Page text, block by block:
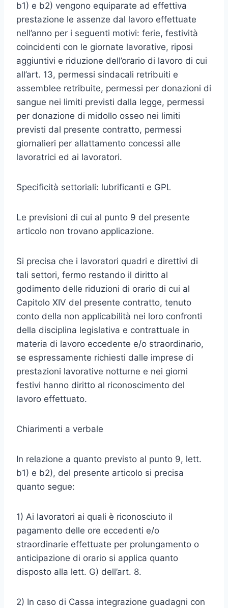
b1) e b2) vengono equiparate ad effettiva
prestazione le assenze dal lavoro effettuate
nell’anno per i seguenti motivi: ferie, festività
coincidenti con le giornate lavorative, riposi
aggiuntivi e riduzione dell’orario di lavoro di cui
all’art. 13, permessi sindacali retribuiti e
assemblee retribuite, permessi per donazioni di
sangue nei limiti previsti dalla legge, permessi
per donazione di midollo osseo nei limiti
previsti dal presente contratto, permessi
giornalieri per allattamento concessi alle
lavoratrici ed ai lavoratori.
Specificità settoriali: lubrificanti e GPL
Le previsioni di cui al punto 9 del presente
articolo non trovano applicazione.
Si precisa che i lavoratori quadri e direttivi di
tali settori, fermo restando il diritto al
godimento delle riduzioni di orario di cui al
Capitolo XIV del presente contratto, tenuto
conto della non applicabilità nei loro confronti
della disciplina legislativa e contrattuale in
materia di lavoro eccedente e/o straordinario,
se espressamente richiesti dalle imprese di
prestazioni lavorative notturne e nei giorni
festivi hanno diritto al riconoscimento del
lavoro effettuato.
Chiarimenti a verbale
In relazione a quanto previsto al punto 9, lett.
b1) e b2), del presente articolo si precisa
quanto segue:
1) Ai lavoratori ai quali è riconosciuto il
pagamento delle ore eccedenti e/o
straordinarie effettuate per prolungamento o
anticipazione di orario si applica quanto
disposto alla lett. G) dell’art. 8.
2) In caso di Cassa integrazione guadagni con